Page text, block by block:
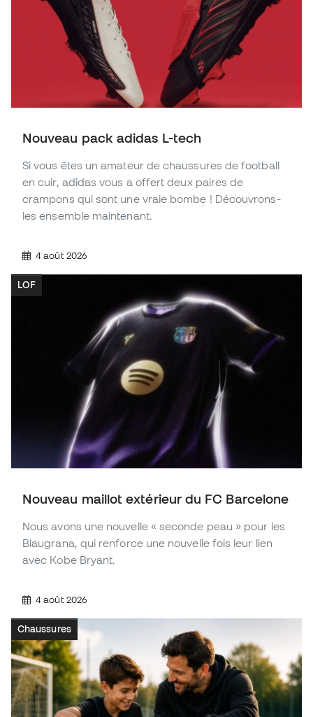
Nouveau pack adidas L-tech
Si vous êtes un amateur de chaussures de football
en cuir, adidas vous a offert deux paires de
crampons qui sont une vraie bombe ! Découvrons-
les ensemble maintenant.
4 août 2026
LOF
Nouveau maillot extérieur du FC Barcelone
Nous avons une nouvelle « seconde peau » pour les
Blaugrana, qui renforce une nouvelle fois leur lien
avec Kobe Bryant.
4 août 2026
Chaussures